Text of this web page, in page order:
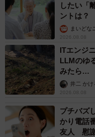
したい「
ントは？
まいどな
2026.08.08
ITエンジ
LLMのゆ
みたら…
るか井二 かけ
2026.08.08
プチバズ
かり電話
友人 慰謝